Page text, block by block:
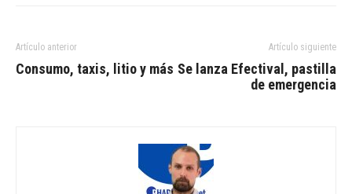
Artículo anterior
Consumo, taxis, litio y más
Artículo siguiente
Se lanza Efectival, pastilla
de emergencia